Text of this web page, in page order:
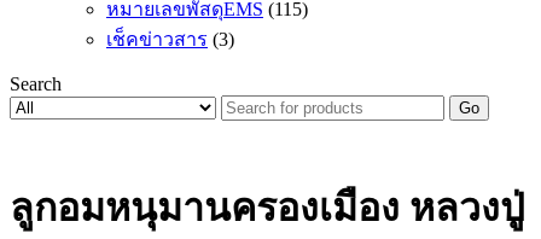
หมายเลขพัสดุEMS (115)
เช็คข่าวสาร (3)
Search
Go
ลูกอมหนุมานครองเมือง หลวงปู่